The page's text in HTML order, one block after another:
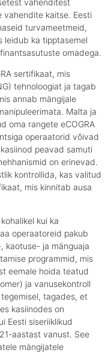
kaitse. Eesti
turvameetmeid,
leidub ka tipptasemel
omadega.
sertifikaat, mis
tehnoloogiat ja tagab
annab mängijale
Malta ja
oma rangete eCOGRA
operaatorid võivad
peavad samuti
on erinevad.
kontrollida, kas valitud
mis kinnitab ausa
kui ka
operaatoreid pakub
kaotuse- ja mänguaja
programmid, mis
eemale hoida teatud
ja vanusekontroll
tagades, et
kasiinodes on
Eesti siseriiklikud
aastast vanust. See
mängijatele